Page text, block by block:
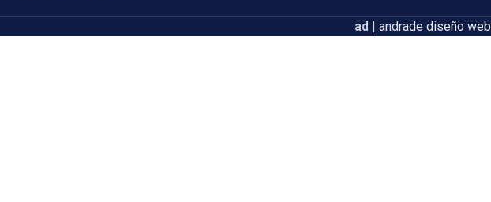
ad | andrade diseño web